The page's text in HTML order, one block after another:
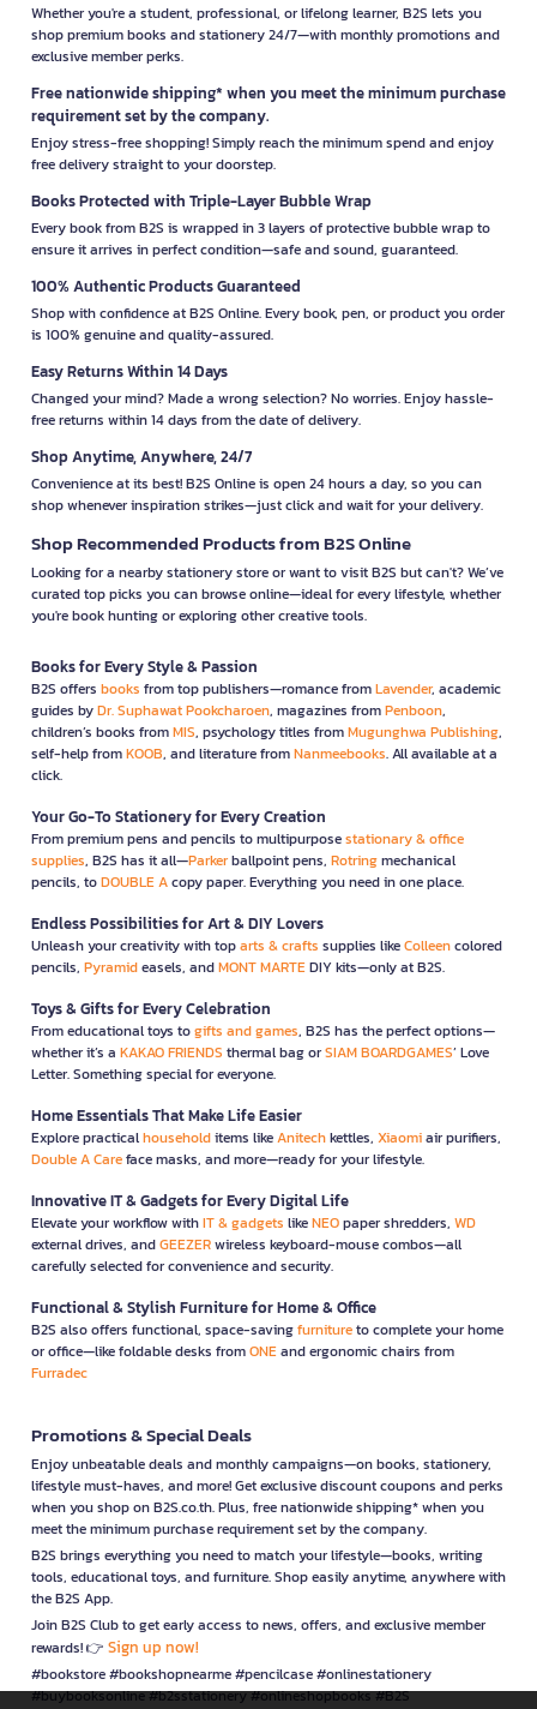
Whether you're a student, professional, or lifelong learner, B2S lets you
shop premium books and stationery 24/7—with monthly promotions and
exclusive member perks.
Free nationwide shipping* when you meet the minimum purchase
requirement set by the company.
Enjoy stress-free shopping! Simply reach the minimum spend and enjoy
free delivery straight to your doorstep.
Books Protected with Triple-Layer Bubble Wrap
Every book from B2S is wrapped in 3 layers of protective bubble wrap to
ensure it arrives in perfect condition—safe and sound, guaranteed.
100% Authentic Products Guaranteed
Shop with confidence at B2S Online. Every book, pen, or product you order
is 100% genuine and quality-assured.
Easy Returns Within 14 Days
Changed your mind? Made a wrong selection? No worries. Enjoy hassle-
free returns within 14 days from the date of delivery.
Shop Anytime, Anywhere, 24/7
Convenience at its best! B2S Online is open 24 hours a day, so you can
shop whenever inspiration strikes—just click and wait for your delivery.
Shop Recommended Products from B2S Online
Looking for a nearby stationery store or want to visit B2S but can't? We’ve
curated top picks you can browse online—ideal for every lifestyle, whether
you're book hunting or exploring other creative tools.
Books for Every Style & Passion
B2S offers books from top publishers—romance fromLavender, academic
guides byDr. Suphawat Pookcharoen, magazines fromPenboon,
children’s books fromMIS, psychology titles fromMugunghwa Publishing,
self-help fromKOOB, and literature fromNanmeebooks. All available at a
click.
Your Go-To Stationery for Every Creation
From premium pens and pencils to multipurposestationary & office
supplies, B2S has it all—Parkerballpoint pens, Rotringmechanical
pencils, toDOUBLE Acopy paper. Everything you need in one place.
Endless Possibilities for Art & DIY Lovers
Unleash your creativity with toparts & crafts supplies likeColleencolored
pencils, Pyramideasels, andMONT MARTEDIY kits—only at B2S.
Toys & Gifts for Every Celebration
From educational toys togifts and games, B2S has the perfect options—
whether it’s a KAKAO FRIENDS thermal bag orSIAM BOARDGAMES’ Love
Letter. Something special for everyone.
Home Essentials That Make Life Easier
Explore practicalhouseholditems likeAnitechkettles, Xiaomiair purifiers,
Double A Careface masks, and more—ready for your lifestyle.
Innovative IT & Gadgets for Every Digital Life
Elevate your workflow withIT & gadgets likeNEOpaper shredders, WD
external drives, andGEEZERwireless keyboard-mouse combos—all
carefully selected for convenience and security.
Functional & Stylish Furniture for Home & Office
B2S also offers functional, space-savingfurnitureto complete your home
or office—like foldable desks fromONEand ergonomic chairs from
Furradec
Promotions & Special Deals
Enjoy unbeatable deals and monthly campaigns—on books, stationery,
lifestyle must-haves, and more! Get exclusive discount coupons and perks
when you shop on B2S.co.th. Plus, free nationwide shipping* when you
meet the minimum purchase requirement set by the company.
B2S brings everything you need to match your lifestyle—books, writing
tools, educational toys, and furniture. Shop easily anytime, anywhere with
the B2S App.
Join B2S Club to get early access to news, offers, and exclusive member
rewards! 👉 Sign up now!
#bookstore #bookshopnearme #pencilcase #onlinestationery
#buybooksonline #b2sstationery #onlineshopbooks #B2S